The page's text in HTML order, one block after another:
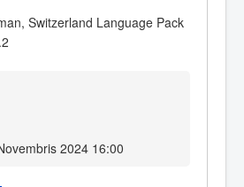
Switzerland Language Pack
2024 16:00